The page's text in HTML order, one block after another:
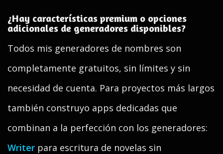
¿Hay características premium o opciones
adicionales de generadores disponibles?
Todos mis generadores de nombres son
completamente gratuitos, sin límites y sin
necesidad de cuenta. Para proyectos más largos
también construyo apps dedicadas que
combinan a la perfección con los generadores:
Writer para escritura de novelas sin